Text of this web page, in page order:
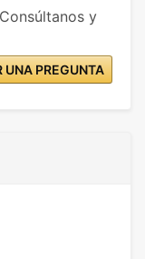
Consúltanos y
UNA PREGUNTA